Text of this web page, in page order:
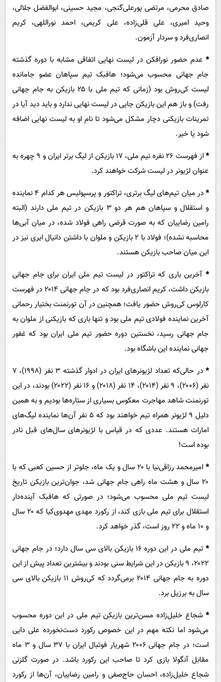
صادق محرمی، مرتضی پورعلی‌گنجی، مجید حسینی، ابوالفضل جلالی،
وحید امیری، علی قلی‌زاده، علی کریمی، احمد نوراللهی، کریم
انصاری‌فرد و سردار آزمون.
* عدم حضور نورافکن در لیست نهایی اتفاقی مشابه با دوره گذشته
جام جهانی محسوب می‌شود؛ هافبک تیم سپاهان عضو جامانده
لیست کی‌روش بود (زمانی که تیم ملی با ۲۵ بازیکن به جام جهانی
رفت) و باز هم این بازیکن جایی در لیست نهایی ندارد و باید دید آیا در
تمرینات بازیکنی دچار مشکل می‌شود تا نام او به لیست نهایی اضافه
شود یا خیر.
*
از فهرست ۲۶ نفره تیم ملی، ۱۷ بازیکن از لیگ برتر ایران و ۹ چهره به
عنوان لژیونر در لیست شرکت خواهند کرد.
*
در میان تیم‌های لیگ برتری، تراکتور و پرسپولیس هر کدام ۴ نماینده
و استقلال و سپاهان هم هر دو ۳ بازیکن در تیم ملی دارند (البته
رامین رضاییان که به صورت قرضی راهی فولاد شده، در میان آبی‌ها
محاسبه نشده)؛ فولاد با ۲ بازیکن و ملوان با داشتن دانیال ایری نیز در
این میان صاحب بازیکن هستند.
* آخرین باری که تراکتور در لیست تیم ملی ایران برای جام جهانی
بازیکن داشت، کریم انصاری‌فرد بود که در جام جهانی ۲۰۱۴ در فهرست
کارلوس کی‌روش حضور یافت؛ همچنین در آن تورنمنت بختیار رحمانی
آخرین نماینده فولادی تیم ملی بود و تنها باری که بازیکنی از ملوان به
جام جهانی رسید، نخستین دوره حضور تیم ملی ایران بود که غفور
جهانی نماینده این باشگاه بود.
*
در حالی‌که تعداد لژیونرهای ایران در ادوار گذشته ۳ نفر (۱۹۹۸)، ۷
نفر (۲۰۰۶)، ۹ نفر (۲۰۱۴)، ۱۴ نفر (۲۰۱۸) و ۱۶ نفر (۲۰۲۲) بودند، در این
تورنمنت شاهد مهاجرت معکوس بسیاری از ستاره‌ها بودیم و به همین
دلیل ۹ لژیونر همراه تیم خواهند بود که ۵ نفر آن‌ها نماینده لیگ‌های
امارات هستند. عددی که در قیاس با لژیونرهای سال‌های قبل نادر
بوده است!
*
امیرمحمد رزاقی‌‌نیا با ۲۰ سال و یک ماه، جلوتر از حسین کعبی که با
۲۰ سال و هشت ماه راهی جام جهانی شد، جوان‌ترین بازیکن تاریخ
لیست تیم ملی محسوب می‌شود؛ در صورتی که هافبک آینده‌دار
استقلال برای تیم ملی بازی کند، از رکورد مهدی مهدوی‌کیا که ۲۰ سال
و ۱۰ ماه و ۲۲ روز است، گذر خواهد کرد.
*
تیم ملی در این دوره ۱۶ بازیکن بالای سی سال دارد؛ در جام جهانی
۲۰۲۲، ۹ بازیکن در این شرایط سنی بودند و بیشترین تعداد پیش از این
دوره به جام جهانی ۲۰۱۴ برمی‌گردد که کی‌روش ۱۱ بازیکن بالای سی
سال به برزیل برد.
* شجاع خلیل‌زاده مسن‌ترین بازیکن تیم ملی در این دوره محسوب
می‌شود اما نکته مهم در این خصوص رکورد دست‌نخورده علی دایی
است؛ در جام جهانی ۲۰۰۶ شهریار فوتبال ایران با ۳۷ سال و ۳ ماه
مقابل آنگولا بازی کرد تا صاحب این رکورد باشد. در صورت گلزنی
شجاع خلیل‌زاده، احسان حاج‌صفی و رامین رضاییان، آن‌ها از رکورد